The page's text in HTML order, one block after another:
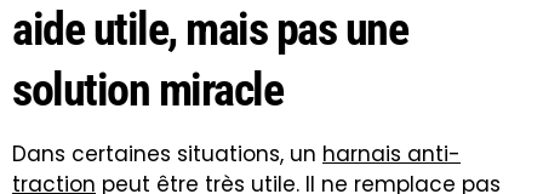
aide utile, mais pas une
solution miracle
Dans certaines situations, un harnais anti-
traction peut être très utile. Il ne remplace pas